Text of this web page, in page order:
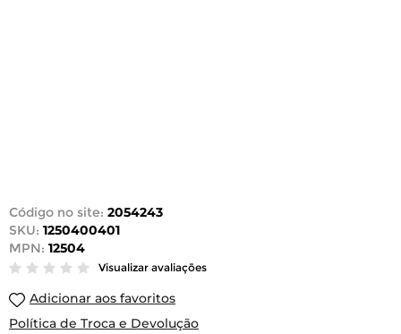
Código no site: 2054243
SKU: 1250400401
MPN: 12504
Visualizar avaliações
Adicionar aos favoritos
Política de Troca e Devolução